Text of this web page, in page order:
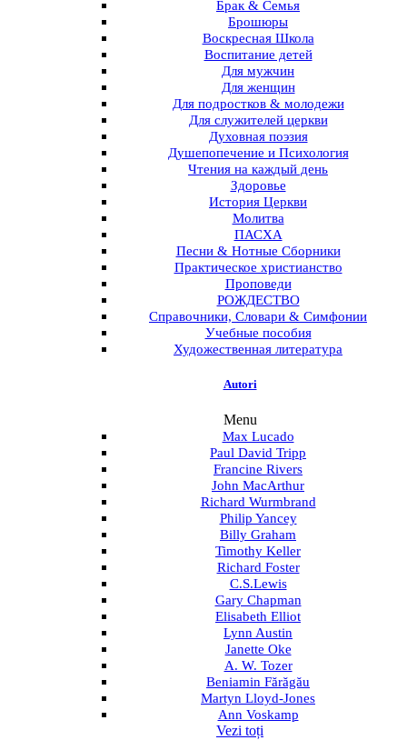
Брак & Семья
Брошюры
Воскресная Школа
Воспитание детей
Для мужчин
Для женщин
Для подростков & молодежи
Для служителей церкви
Духовная поэзия
Душепопечение и Психология
Чтения на каждый день
Здоровье
История Церкви
Молитва
ПАСХА
Песни & Нотные Сборники
Практическое христианство
Проповеди
РОЖДЕСТВО
Справочники, Словари & Симфонии
Учебные пособия
Художественная литература
Autori
Menu
Max Lucado
Paul David Tripp
Francine Rivers
John MacArthur
Richard Wurmbrand
Philip Yancey
Billy Graham
Timothy Keller
Richard Foster
C.S.Lewis
Gary Chapman
Elisabeth Elliot
Lynn Austin
Janette Oke
A. W. Tozer
Beniamin Fărăgău
Martyn Lloyd-Jones
Ann Voskamp
Vezi toți